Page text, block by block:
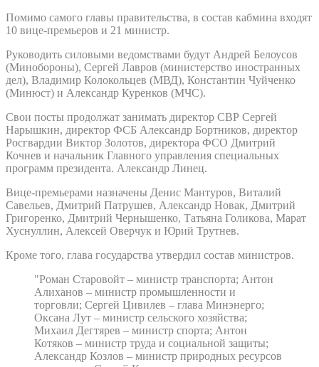
Помимо самого главы правительства, в состав кабмина входят
10 вице-премьеров и 21 министр.
Руководить силовыми ведомствами будут Андрей Белоусов
(Минобороны), Сергей Лавров (министерство иностранных
дел), Владимир Колокольцев (МВД), Константин Чуйченко
(Минюст) и Александр Куренков (МЧС).
Свои посты продолжат занимать директор СВР Сергей
Нарышкин, директор ФСБ Александр Бортников, директор
Росгвардии Виктор Золотов, директора ФСО Дмитрий
Кочнев и начальник Главного управления специальных
программ президента. Александр Линец.
Вице-премьерами назначены Денис Мантуров, Виталий
Савельев, Дмитрий Патрушев, Александр Новак, Дмитрий
Григоренко, Дмитрий Чернышенко, Татьяна Голикова, Марат
Хуснуллин, Алексей Оверчук и Юрий Трутнев.
Кроме того, глава государства утвердил состав министров.
"Роман Старовойт – министр транспорта; Антон
Алиханов – министр промышленности и
торговли; Сергей Цивилев – глава Минэнерго;
Оксана Лут – министр сельского хозяйства;
Михаил Дегтярев – министр спорта; Антон
Котяков – министр труда и социальной защиты;
Александр Козлов – министр природных ресурсов